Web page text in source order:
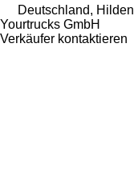
Deutschland, Hilden
Yourtrucks GmbH
Verkäufer kontaktieren